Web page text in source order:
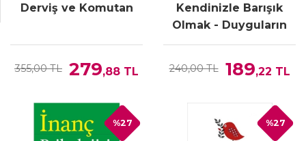
Derviş ve Komutan
355,00 TL 279,88 TL
Kendinizle Barışık
Olmak - Duyguların
Eğitimi
240,00 TL 189,22 TL
%27 %27